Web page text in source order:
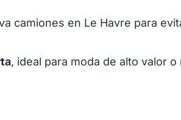
camiones en Le Havre para
, ideal para moda de alto valor